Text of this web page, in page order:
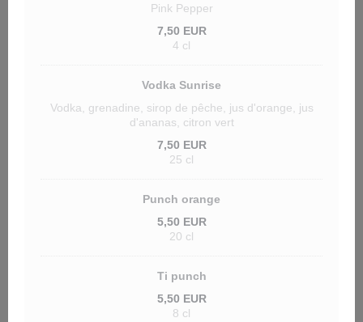
Pink Pepper
7,50 EUR
4 cl
Vodka Sunrise
Vodka, grenadine, sirop de pêche, jus d'orange, jus
d'ananas, citron vert
7,50 EUR
25 cl
Punch orange
5,50 EUR
20 cl
Ti punch
5,50 EUR
8 cl